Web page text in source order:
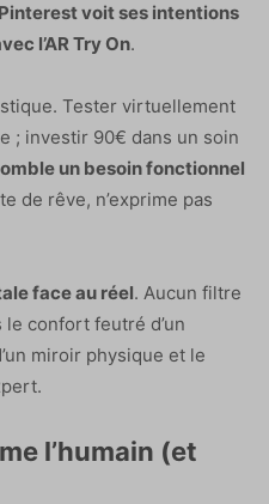
voit ses intentions
l’AR Try On.
Tester virtuellement
; investir 90€ dans un soin
un besoin fonctionnel
de rêve, n’exprime pas
face au réel. Aucun filtre
confort feutré d’un
miroir physique et le
l’humain (et